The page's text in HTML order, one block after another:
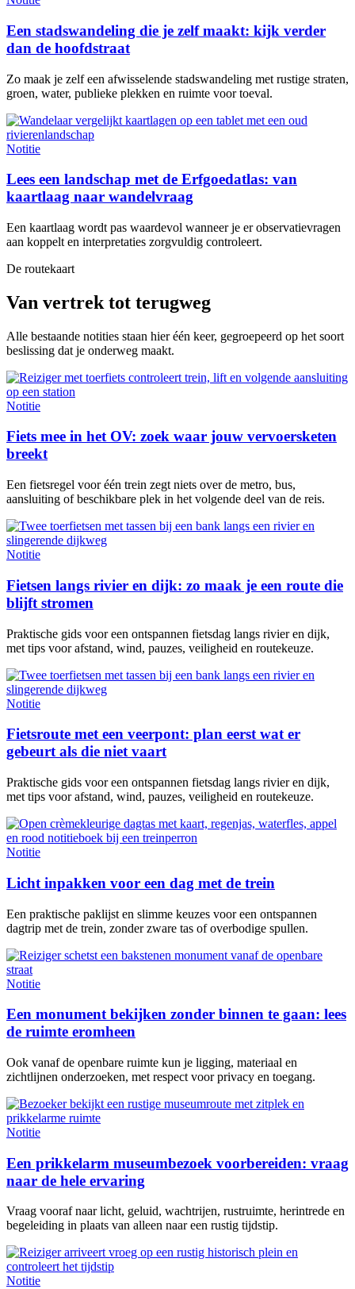
Een stadswandeling die je zelf maakt: kijk verder
dan de hoofdstraat
Zo maak je zelf een afwisselende stadswandeling met rustige straten,
groen, water, publieke plekken en ruimte voor toeval.
Notitie
Lees een landschap met de Erfgoedatlas: van
kaartlaag naar wandelvraag
Een kaartlaag wordt pas waardevol wanneer je er observatievragen
aan koppelt en interpretaties zorgvuldig controleert.
De routekaart
Van vertrek tot terugweg
Alle bestaande notities staan hier één keer, gegroepeerd op het soort
beslissing dat je onderweg maakt.
Notitie
Fiets mee in het OV: zoek waar jouw vervoersketen
breekt
Een fietsregel voor één trein zegt niets over de metro, bus,
aansluiting of beschikbare plek in het volgende deel van de reis.
Notitie
Fietsen langs rivier en dijk: zo maak je een route die
blijft stromen
Praktische gids voor een ontspannen fietsdag langs rivier en dijk,
met tips voor afstand, wind, pauzes, veiligheid en routekeuze.
Notitie
Fietsroute met een veerpont: plan eerst wat er
gebeurt als die niet vaart
Praktische gids voor een ontspannen fietsdag langs rivier en dijk,
met tips voor afstand, wind, pauzes, veiligheid en routekeuze.
Notitie
Licht inpakken voor een dag met de trein
Een praktische paklijst en slimme keuzes voor een ontspannen
dagtrip met de trein, zonder zware tas of overbodige spullen.
Notitie
Een monument bekijken zonder binnen te gaan: lees
de ruimte eromheen
Ook vanaf de openbare ruimte kun je ligging, materiaal en
zichtlijnen onderzoeken, met respect voor privacy en toegang.
Notitie
Een prikkelarm museumbezoek voorbereiden: vraag
naar de hele ervaring
Vraag vooraf naar licht, geluid, wachtrijen, rustruimte, herintrede en
begeleiding in plaats van alleen naar een rustig tijdstip.
Notitie